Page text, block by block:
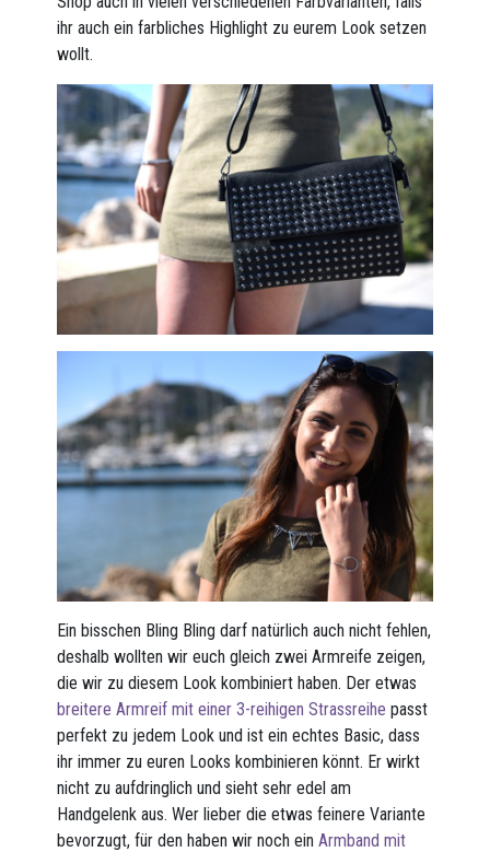
ihr auch ein farbliches Highlight zu eurem Look setzen
wollt.
Ein bisschen Bling Bling darf natürlich auch nicht fehlen,
deshalb wollten wir euch gleich zwei Armreife zeigen,
die wir zu diesem Look kombiniert haben. Der etwas
breitere Armreif mit einer 3-reihigen Strassreihe passt
perfekt zu jedem Look und ist ein echtes Basic, dass
ihr immer zu euren Looks kombinieren könnt. Er wirkt
nicht zu aufdringlich und sieht sehr edel am
Handgelenk aus. Wer lieber die etwas feinere Variante
bevorzugt, für den haben wir noch einArmband mit